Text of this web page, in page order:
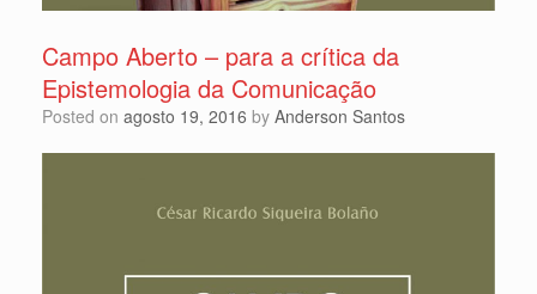
Campo Aberto – para a crítica da
Epistemologia da Comunicação
Posted on agosto 19, 2016 by Anderson Santos